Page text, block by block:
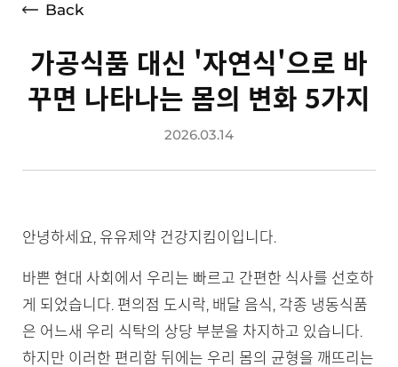
Back
가공식품 대신 '자연식'으로 바
꾸면 나타나는 몸의 변화 5가지
2026.03.14
안녕하세요, 유유제약 건강지킴이입니다.
바쁜 현대 사회에서 우리는 빠르고 간편한 식사를 선호하
게 되었습니다. 편의점 도시락, 배달 음식, 각종 냉동식품
은 어느새 우리 식탁의 상당 부분을 차지하고 있습니다.
하지만 이러한 편리함 뒤에는 우리 몸의 균형을 깨뜨리는